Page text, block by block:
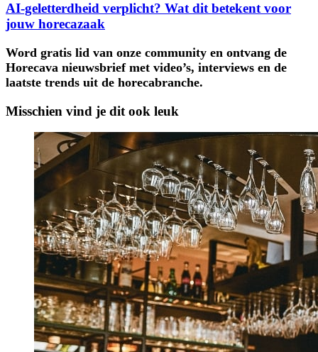
AI-geletterdheid verplicht? Wat dit betekent voor
jouw horecazaak
Word gratis lid van onze community en ontvang de
Horecava nieuwsbrief met video’s, interviews en de
laatste trends uit de horecabranche.
Misschien vind je dit ook leuk